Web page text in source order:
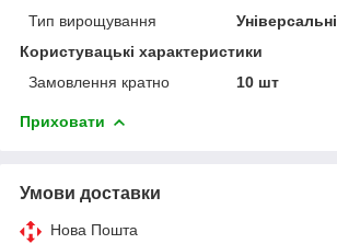
Тип вирощування
Універсальні
Користувацькі характеристики
Замовлення кратно
10 шт
Приховати
Умови доставки
Нова Пошта